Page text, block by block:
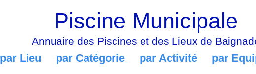
Piscine Municipale
Annuaire des Piscines et des Lieux de
par Lieu par Catégorie par Activité par